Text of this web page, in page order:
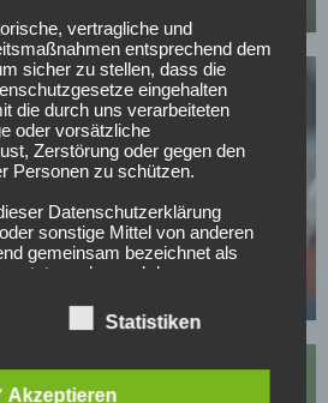
sein Transferziel – in diesem
vertragliche und
entsprechend dem
sicher zu stellen, dass die
eingehalten
die durch uns verarbeiteten
oder vorsätzliche
Zerstörung oder gegen den
Personen zu schützen.
Datenschutzerklärung
sonstige Mittel von anderen
gemeinsam bezeichnet als
werden und deren
in die Sitzstaaten der Dritt-
Übermittlung von Daten in
einer Einwilligung der Nutzer
die eine gesetzlich
Statistiken
Akzeptieren